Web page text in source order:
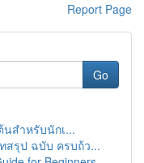
Report Page
Go
สำหรับนักเ...
สรุป ฉบับ ครบถ้ว...